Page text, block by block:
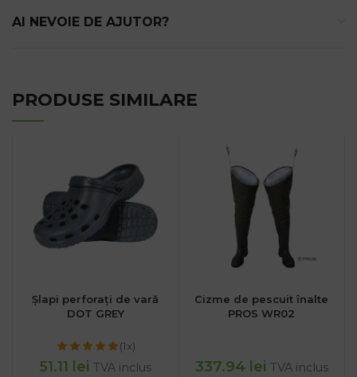
AI NEVOIE DE AJUTOR?
PRODUSE SIMILARE
Șlapi perforați de vară
DOT GREY
(1x)
51.11 lei TVA inclus
Cizme de pescuit înalte
PROS WR02
337.94 lei TVA inclus